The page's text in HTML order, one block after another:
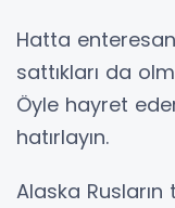
Hatta
sattıkları da
Öyle hayret
hatırlayın.
Alaska Rusların